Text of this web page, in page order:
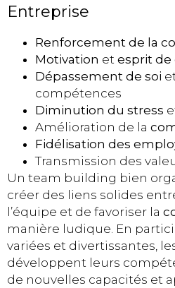
Entreprise
Renforcement de la
Motivation et esprit
Dépassement de soi
compétences
Diminution du stress
Amélioration de la
Fidélisation des
Transmission des
Un team building bien
créer des liens solides
l’équipe et de favoriser la
manière ludique. En
variées et divertissantes,
développent leurs
de nouvelles capacités et